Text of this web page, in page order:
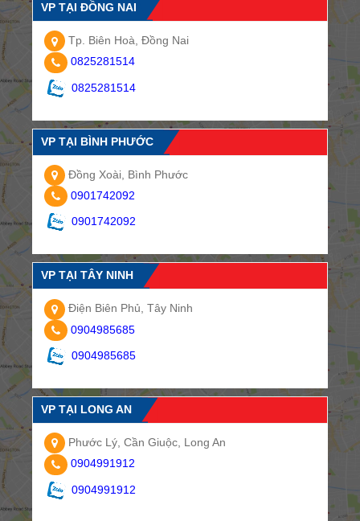
VP TẠI ĐỒNG NAI
Tp. Biên Hoà, Đồng Nai
0825281514
0825281514
VP TẠI BÌNH PHƯỚC
Đồng Xoài, Bình Phước
0901742092
0901742092
VP TẠI TÂY NINH
Điện Biên Phủ, Tây Ninh
0904985685
0904985685
VP TẠI LONG AN
Phước Lý, Cần Giuộc, Long An
0904991912
0904991912